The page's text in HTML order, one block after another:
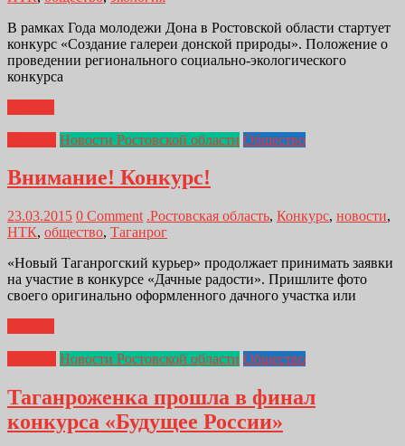
В рамках Года молодежи Дона в Ростовской области стартует
конкурс «Создание галереи донской природы». Положение о
проведении регионального социально-экологического
конкурса
Новости Ростовской области Общество
Внимание! Конкурс!
23.03.2015 0 Comment .Ростовская область, Конкурс, новости,
НТК, общество, Таганрог
«Новый Таганрогский курьер» продолжает принимать заявки
на участие в конкурсе «Дачные радости». Пришлите фото
своего оригинально оформленного дачного участка или
Новости Ростовской области Общество
Таганроженка прошла в финал
конкурса «Будущее России»